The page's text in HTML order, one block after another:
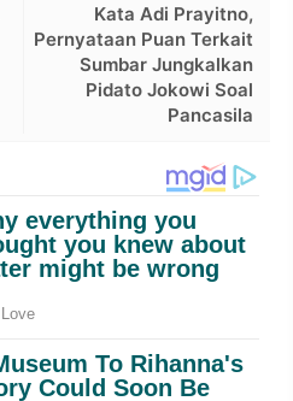
Kata Adi Prayitno,
Pernyataan Puan Terkait
Sumbar Jungkalkan
Pidato Jokowi Soal
Pancasila